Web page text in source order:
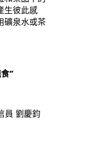
生彼此感
礦泉水或茶
”
劉慶鈞